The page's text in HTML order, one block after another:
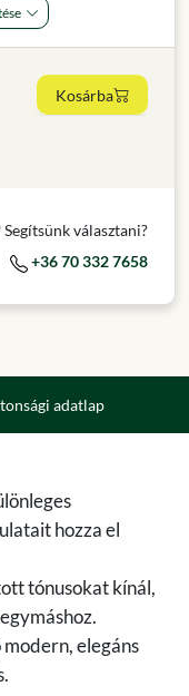
Kosárba
Segítsünk választani?
+36 70 332 7658
adatlap
hozza el
tónusokat kínál,
elegáns